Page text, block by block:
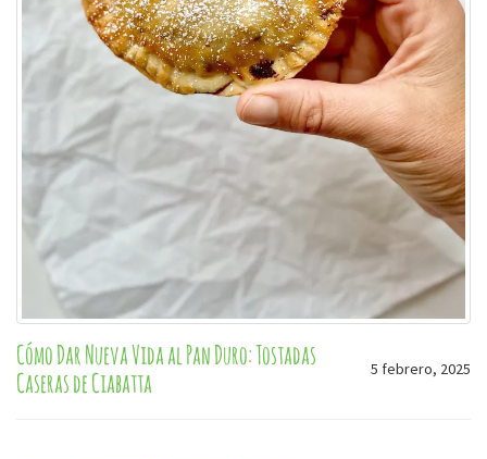
Cómo Dar Nueva Vida al Pan Duro: Tostadas
Caseras de Ciabatta
5 febrero, 2025